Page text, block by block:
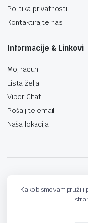
Politika privatnosti
Kontaktirajte nas
Informacije & Linkovi
Moj račun
Lista želja
Viber Chat
Pošaljite email
Naša lokacija
Kako bismo vam pružili